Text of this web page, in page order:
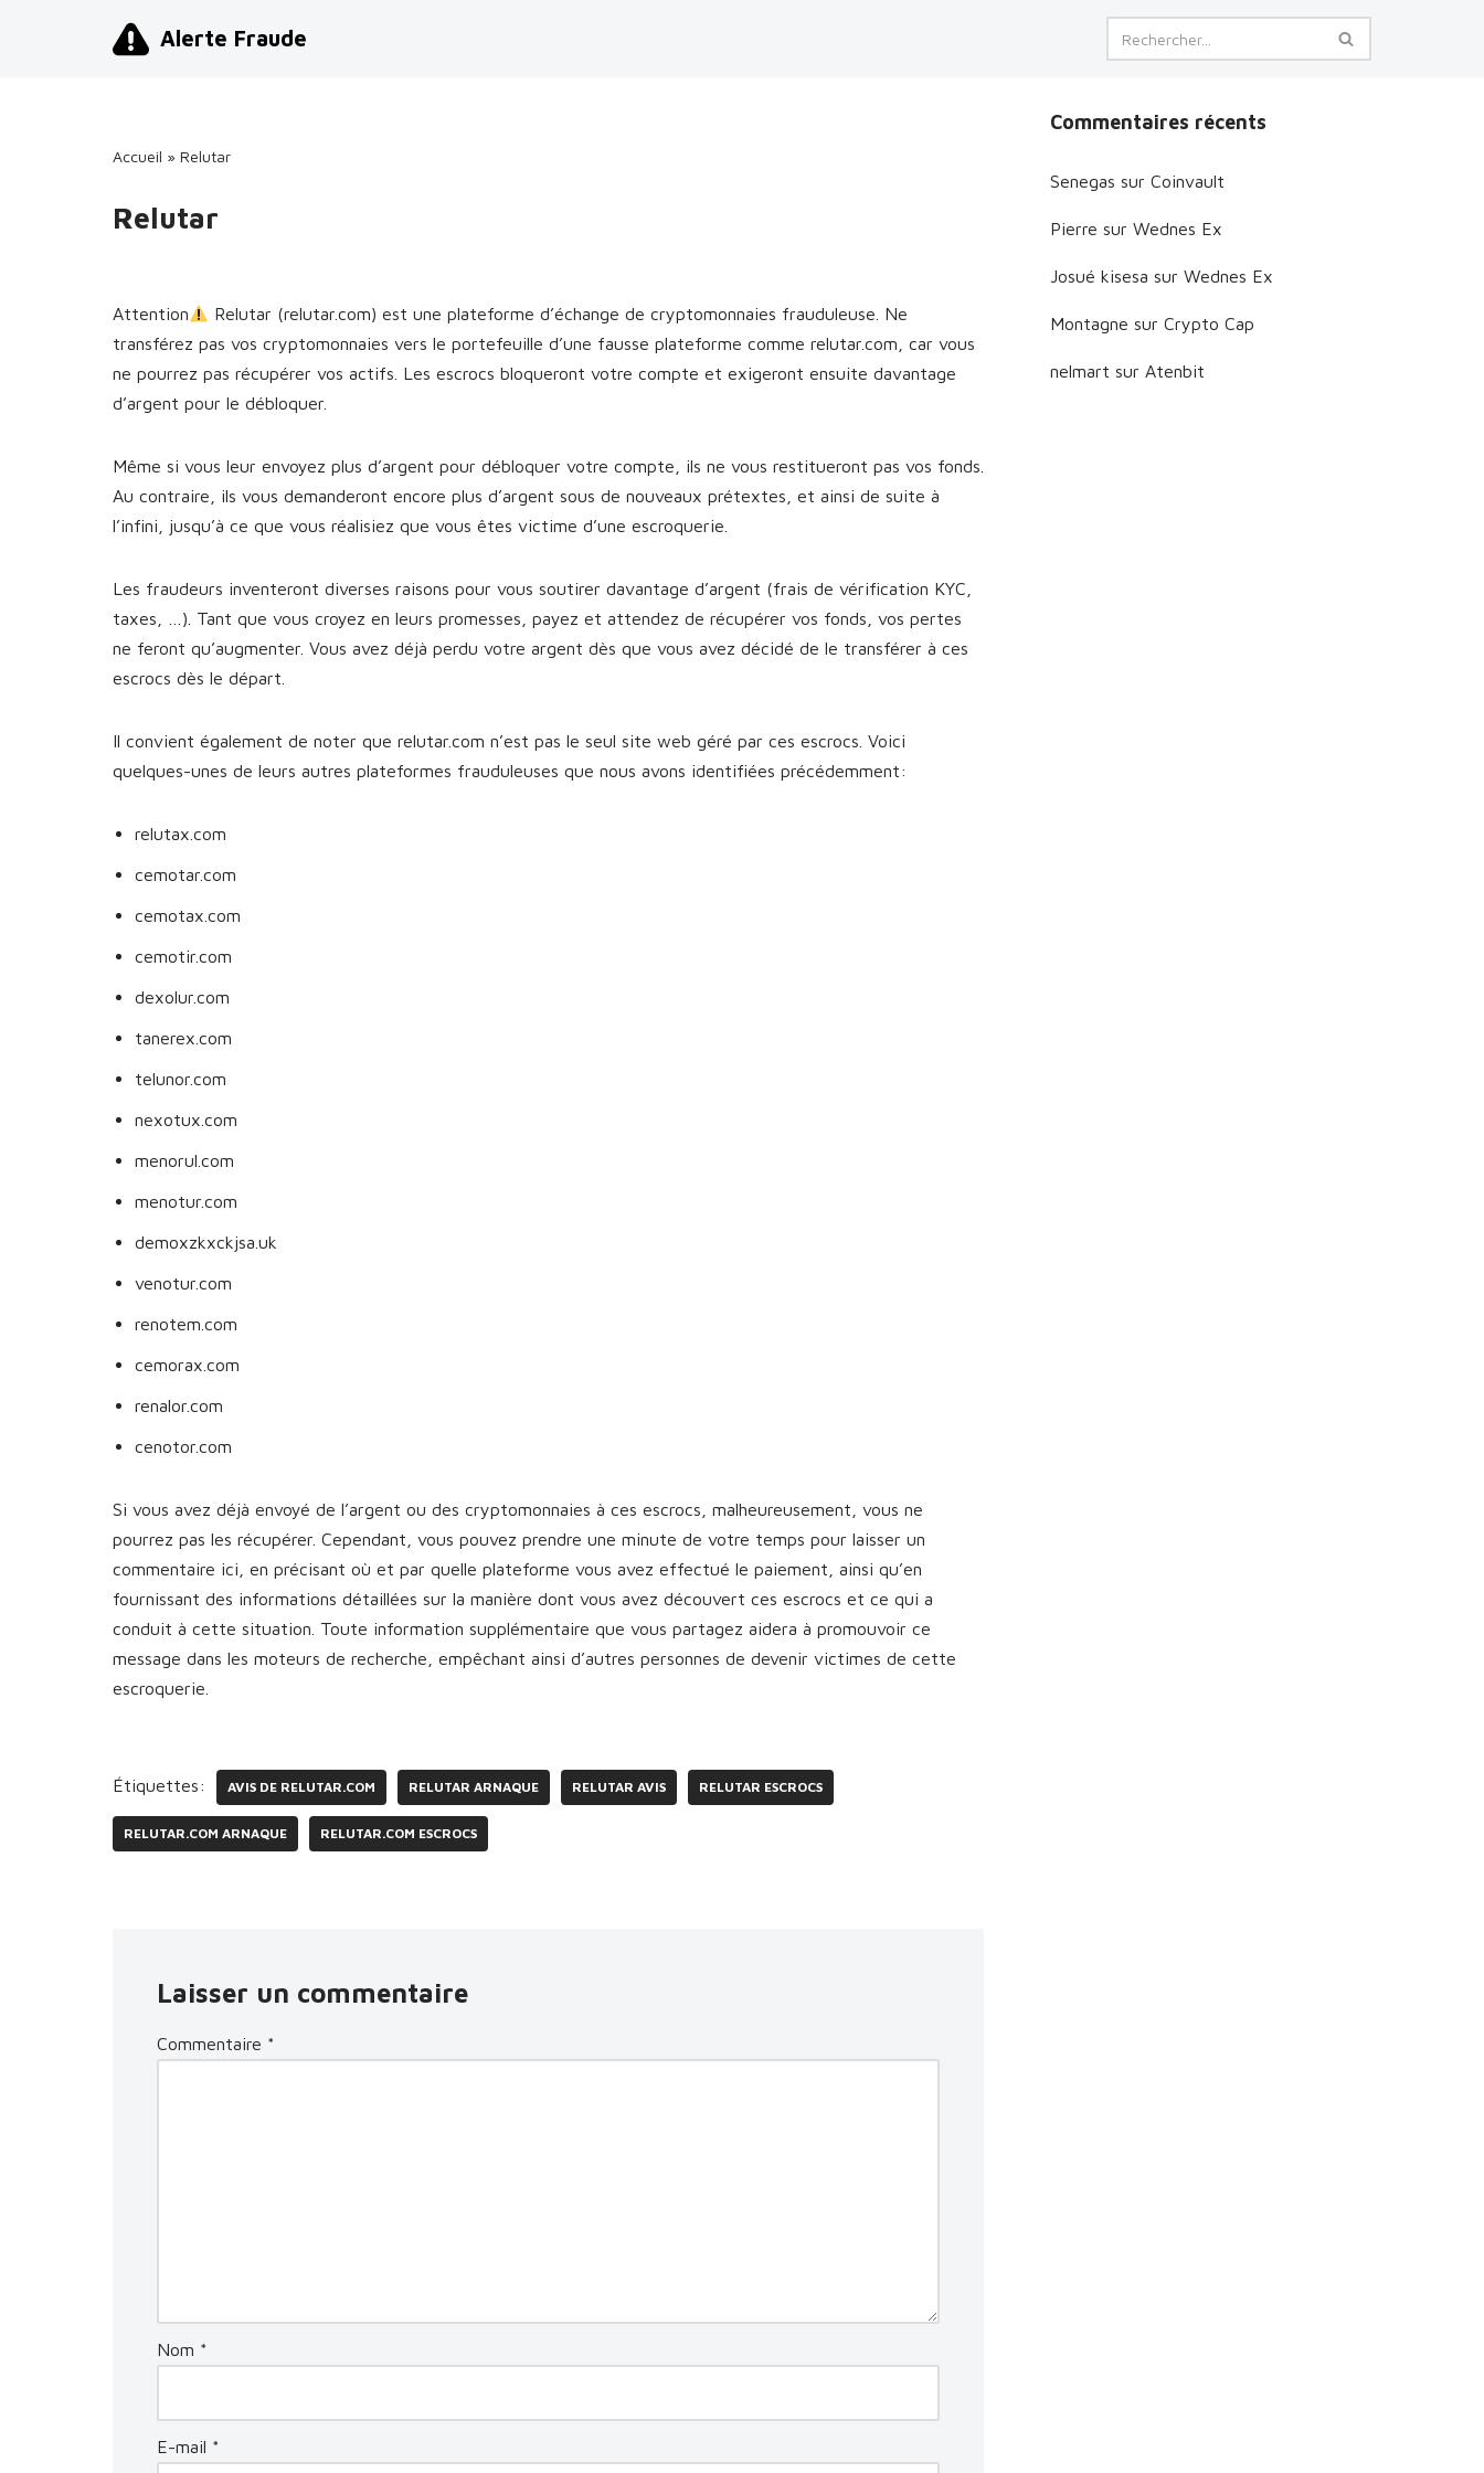
Alerte Fraude
Accueil » Relutar
Relutar
Attention
Relutar (relutar.com) est une plateforme d’échange de cryptomonnaies frauduleuse. Ne
transférez pas vos cryptomonnaies vers le portefeuille d’une fausse plateforme comme relutar.com, car vous
ne pourrez pas récupérer vos actifs. Les escrocs bloqueront votre compte et exigeront ensuite davantage
d’argent pour le débloquer.
Même si vous leur envoyez plus d’argent pour débloquer votre compte, ils ne vous restitueront pas vos fonds.
Au contraire, ils vous demanderont encore plus d’argent sous de nouveaux prétextes, et ainsi de suite à
l’infini, jusqu’à ce que vous réalisiez que vous êtes victime d’une escroquerie.
Les fraudeurs inventeront diverses raisons pour vous soutirer davantage d’argent (frais de vérification KYC,
taxes, …). Tant que vous croyez en leurs promesses, payez et attendez de récupérer vos fonds, vos pertes
ne feront qu’augmenter. Vous avez déjà perdu votre argent dès que vous avez décidé de le transférer à ces
escrocs dès le départ.
Il convient également de noter que relutar.com n’est pas le seul site web géré par ces escrocs. Voici
quelques-unes de leurs autres plateformes frauduleuses que nous avons identifiées précédemment:
relutax.com
cemotar.com
cemotax.com
cemotir.com
dexolur.com
tanerex.com
telunor.com
nexotux.com
menorul.com
menotur.com
demoxzkxckjsa.uk
venotur.com
renotem.com
cemorax.com
renalor.com
cenotor.com
Si vous avez déjà envoyé de l’argent ou des cryptomonnaies à ces escrocs, malheureusement, vous ne
pourrez pas les récupérer. Cependant, vous pouvez prendre une minute de votre temps pour laisser un
commentaire ici, en précisant où et par quelle plateforme vous avez effectué le paiement, ainsi qu’en
fournissant des informations détaillées sur la manière dont vous avez découvert ces escrocs et ce qui a
conduit à cette situation. Toute information supplémentaire que vous partagez aidera à promouvoir ce
message dans les moteurs de recherche, empêchant ainsi d’autres personnes de devenir victimes de cette
escroquerie.
Étiquettes: AVIS DE RELUTAR.COM RELUTAR ARNAQUE RELUTAR AVIS RELUTAR ESCROCS
RELUTAR.COM ARNAQUE RELUTAR.COM ESCROCS
Laisser un commentaire
Commentaire *
Nom *
E-mail *
Commentaires récents
Senegas sur Coinvault
Pierre sur Wednes Ex
Josué kisesa sur Wednes Ex
Montagne sur Crypto Cap
nelmart sur Atenbit